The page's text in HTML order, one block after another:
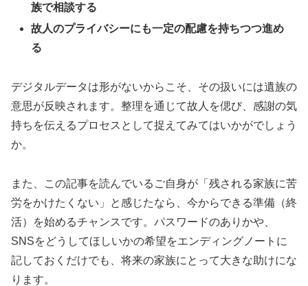
族で相談する
故人のプライバシーにも一定の配慮を持ちつつ進め
る
デジタルデータは形がないからこそ、その扱いには遺族の
意思が反映されます。整理を通じて故人を偲び、感謝の気
持ちを伝えるプロセスとして捉えてみてはいかがでしょう
か。
また、この記事を読んでいるご自身が「残される家族に苦
労をかけたくない」と感じたなら、今からできる準備（終
活）を始めるチャンスです。パスワードのありかや、
SNSをどうしてほしいかの希望をエンディングノートに
記しておくだけでも、将来の家族にとって大きな助けにな
ります。